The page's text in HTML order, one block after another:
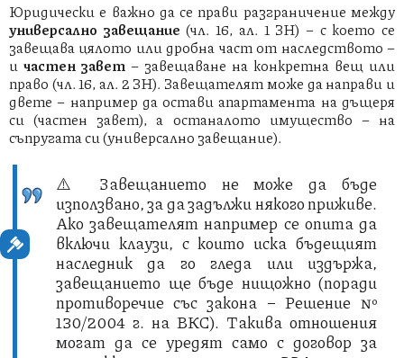
Юридически е важно да се прави разграничение между
универсално завещание (чл. 16, ал. 1 ЗН) – с което се
завещава цялото или дробна част от наследството –
и частен завет – завещаване на конкретна вещ или
право (чл. 16, ал. 2 ЗН). Завещателят може да направи и
двете – например да остави апартамента на дъщеря
си (частен завет), а останалото имущество – на
съпругата си (универсално завещание).
⚠️ Завещанието не може да бъде
използвано, за да задължи някого приживе.
Ако завещателят например се опита да
включи клаузи, с които иска бъдещият
наследник да го гледа или издържа,
завещанието ще бъде нищожно (поради
противоречие със закона – Решение №
130/2004 г. на ВКС). Такива отношения
могат да се уредят само с договор за